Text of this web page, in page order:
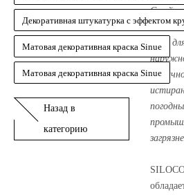
Декоративная штукатурка с эффектом
Матовая декоративная краска Sinue
Матовая декоративная краска Sinue
Назад в
категорию
на
смол